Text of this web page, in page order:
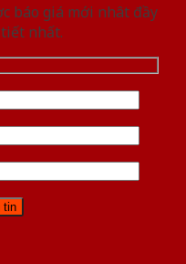
báo giá mới nhât đầy
nhất.